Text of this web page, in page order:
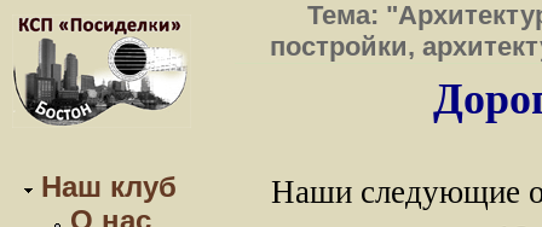
Наш клуб
О нас
Тема:
постройки,
Наши следующие